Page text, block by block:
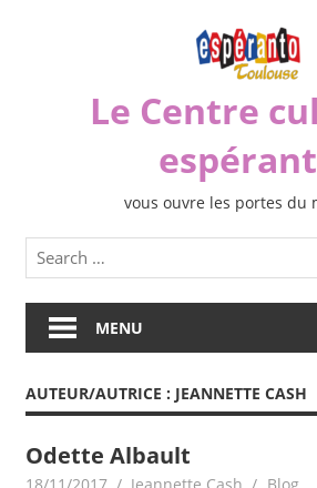
Le Centre
vous ouvre les portes du
MENU
AUTEUR/AUTRICE : JEANNETTE CASH
Odette Albault